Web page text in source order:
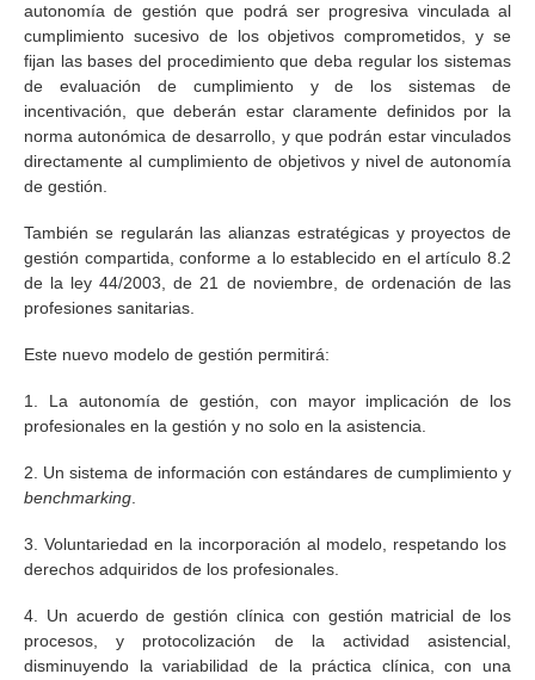
autonomía de gestión que podrá ser progresiva vinculada al
cumplimiento sucesivo de los objetivos comprometidos, y se
fijan las bases del procedimiento que deba regular los sistemas
de evaluación de cumplimiento y de los sistemas de
incentivación, que deberán estar claramente definidos por la
norma autonómica de desarrollo, y que podrán estar vinculados
directamente al cumplimiento de objetivos y nivel de autonomía
de gestión.
También se regularán las alianzas estratégicas y proyectos de
gestión compartida, conforme a lo establecido en el artículo 8.2
de la ley 44/2003, de 21 de noviembre, de ordenación de las
profesiones sanitarias.
Este nuevo modelo de gestión permitirá:
1. La autonomía de gestión, con mayor implicación de los
profesionales en la gestión y no solo en la asistencia.
2. Un sistema de información con estándares de cumplimiento y
benchmarking
3. Voluntariedad en la incorporación al modelo, respetando los
derechos adquiridos de los profesionales.
4. Un acuerdo de gestión clínica con gestión matricial de los
procesos, y protocolización de la actividad asistencial,
disminuyendo la variabilidad de la práctica clínica, con una